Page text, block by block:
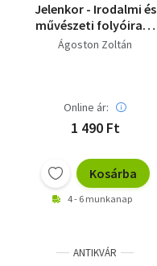
Jelenkor - Irodalmi és
művészeti folyóirat -
2002. szeptember
Ágoston Zoltán
Online ár:
1 490 Ft
Kosárba
4 - 6 munkanap
ANTIKVÁR